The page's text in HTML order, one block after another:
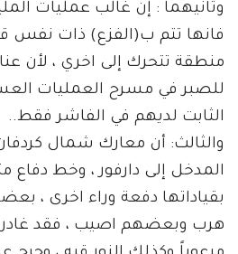
وثانيهما : إن غالب عمليات
فانها تتم ب(الفزع) ذات نفس
منطقة تتحرك إلى اخري ، لأن
للصبر في مسرح العمليات
الثابت لديهم في الفاشر فقط..
والثالث: أن معارك شمال
المدخل إلى دارفور ، وخط دفاع
بقياداتها دفعة وراء اخرى ،
هرب وبعضهم اصيب ، فقد